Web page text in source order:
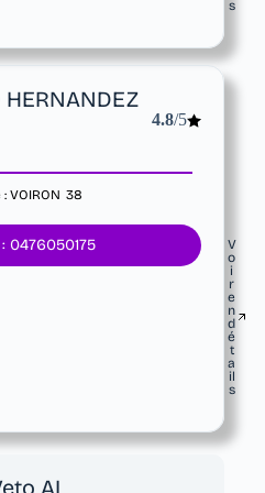
s
4.8/5
:VOIRON 38
0476050175
V
o
i
r
e
n
d
é
t
a
il
s
AI